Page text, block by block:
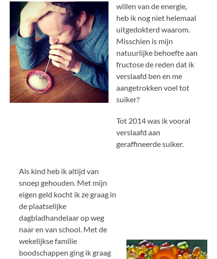
willen van de energie,
heb ik nog niet helemaal
uitgedokterd waarom.
Misschien is mijn
natuurlijke behoefte aan
fructose de reden dat ik
verslaafd ben en me
aangetrokken voel tot
suiker?
Tot 2014 was ik vooral
verslaafd aan
geraffineerde suiker.
Als kind heb ik altijd van
snoep gehouden. Met mijn
eigen geld kocht ik ze graag in
de plaatselijke
dagbladhandelaar op weg
naar en van school. Met de
wekelijkse familie
boodschappen ging ik graag